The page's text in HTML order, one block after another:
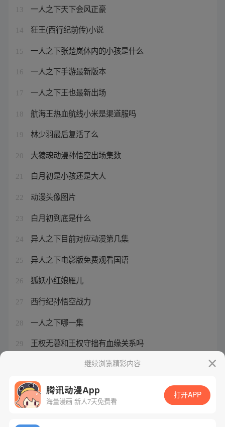
13 一人之下天下会风正豪
14 狂王(西行纪前传)小说
15 一人之下张楚岚体内的小孩是什么
16 一人之下手游最新版本
17 一人之下王也最新出场
18 航海王热血航线小米是渠道服吗
19 林少羽最后复活了么
20 大猿魂动漫孙悟空出场集数
21 白月初是小孩还是大人
22 动漫头像图片
23 白月初到底是什么
24 异人之下目前对应动漫第几集
25 异人之下电影版免费观看国语
26 狐妖小红娘雁儿
27 西行纪孙悟空战力
28 一人之下哪一集
29 王权无暮和王权守拙有血缘关系吗
天下会是什么组织继续浏览精彩内容
腾讯动漫App
海量漫画 新人7天免费看
打开APP